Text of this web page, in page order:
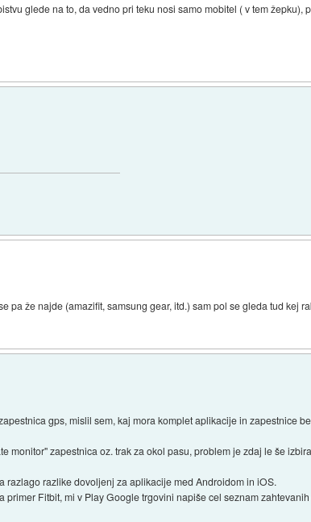
glede na to, da vedno pri teku nosi samo mobitel ( v tem žepku),
pa že najde (amazifit, samsung gear, itd.) sam pol se gleda tud kej
gps, mislil sem, kaj mora komplet aplikacije in zapestnice
monitor" zapestnica oz. trak za okol pasu, problem je zdaj le še
razlago razlike dovoljenj za aplikacije med Androidom in iOS.
Fitbit, mi v Play Google trgovini napiše cel seznam